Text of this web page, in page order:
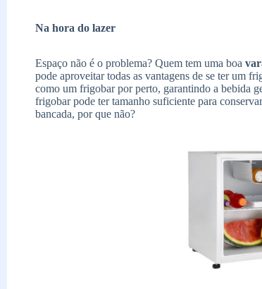
Na hora do lazer
Espaço não é o problema? Quem tem uma boa
pode aproveitar todas as vantagens de se ter um
como um frigobar por perto, garantindo a bebida
frigobar pode ter tamanho suficiente para
bancada, por que não?